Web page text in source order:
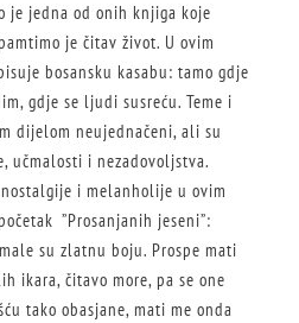
je jedna od onih knjiga koje
je čitav život. U ovim
bosansku kasabu: tamo gdje
gdje se ljudi susreću. Teme i
dijelom neujednačeni, ali su
učmalosti i nezadovoljstva.
i melanholije u ovim
”Prosanjanih jeseni”:
su zlatnu boju. Prospe mati
ikara, čitavo more, pa se one
tako obasjane, mati me onda